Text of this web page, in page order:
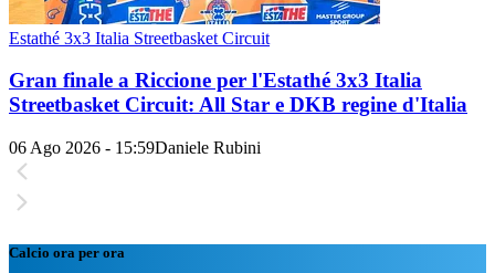
Estathé 3x3 Italia Streetbasket Circuit
Gran finale a Riccione per l'Estathé 3x3 Italia
Streetbasket Circuit: All Star e DKB regine d'Italia
06 Ago 2026 - 15:59Daniele Rubini
Calcio ora per ora